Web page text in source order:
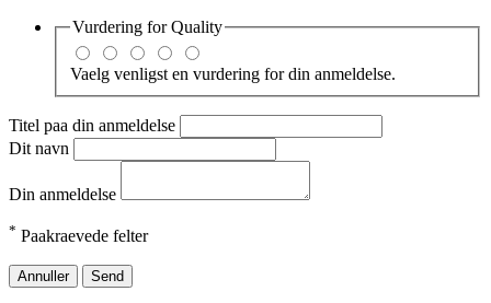
Vurdering forQuality
Vaelg venligst en vurdering for din anmeldelse.
Titel paa din anmeldelse
Dit navn
Din anmeldelse
* Paakraevede felter
Annuller Send